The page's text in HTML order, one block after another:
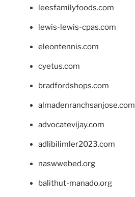
leesfamilyfoods.com
lewis-lewis-cpas.com
eleontennis.com
cyetus.com
bradfordshops.com
almadenranchsanjose.com
advocatevijay.com
adlibilimler2023.com
naswwebed.org
balithut-manado.org